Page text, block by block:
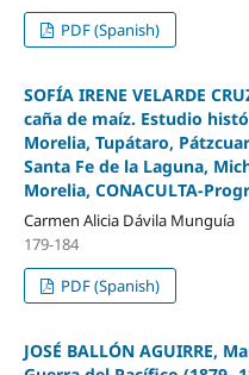
PDF (Spanish)
SOFÍA IRENE VELARDE
caña de maíz. Estudio
Morelia, Tupátaro,
Santa Fe de la Laguna,
Morelia, CONACULTA-
Carmen Alicia Dávila Munguía
179-184
PDF (Spanish)
JOSÉ BALLÓN AGUIRRE,